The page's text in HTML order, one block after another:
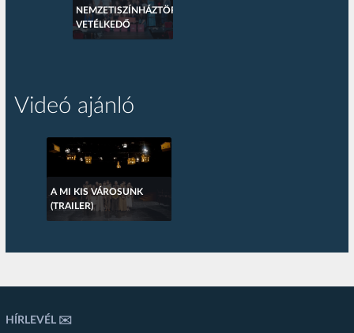
NEMZETISZÍNHÁZTÖRTÉNETI
VETÉLKEDŐ
Videó ajánló
A MI KIS VÁROSUNK
(TRAILER)
HÍRLEVÉL ✉️